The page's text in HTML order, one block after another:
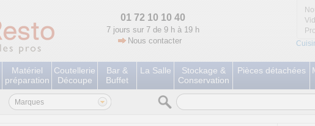
01 72 10 10 40
7 jours sur 7 de 9 h à 19 h
Nous contacter
Matériel
préparation
Coutellerie
Découpe
Bar &
Buffet
La Salle
Stockage &
Conservation
Pièces détachées
Marques